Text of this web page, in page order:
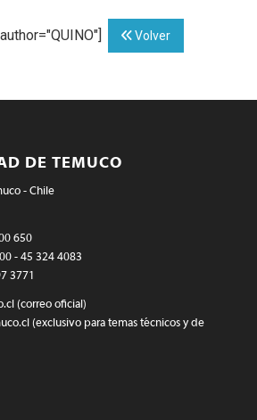
Volver
DE TEMUCO
- Chile
650
- 45 324 4083
3771
(correo oficial)
(exclusivo para temas técnicos y de